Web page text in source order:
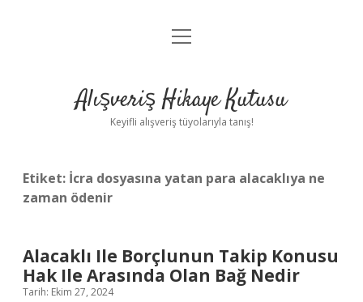
Anasayfa
Yasal Uyarı
menüyü
Alışveriş Hikaye Kutusu
Keyifli alışveriş tüyolarıyla tanış!
Etiket: İcra dosyasına yatan para alacaklıya ne
zaman ödenir
Alacaklı Ile Borçlunun Takip Konusu
Hak Ile Arasında Olan Bağ Nedir
Tarih: Ekim 27, 2024